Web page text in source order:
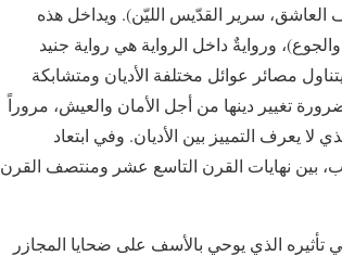
سرير القدّيس الليّن). ويداخل هذه
وروايةٌ داخل الرواية هي رواية جنيد
مصائر عوائل مختلفة الأديان ومتشابكة
تغيير دينها من أجل الأمان والعيش، مروراً
لا يعرف التمييز بين الأديان. وفي ابتعاد
بين نهايات القرن التاسع عشر ومنتصف القرن
تأثيره الذي يوحي بالأسف على ضحايا المجازر